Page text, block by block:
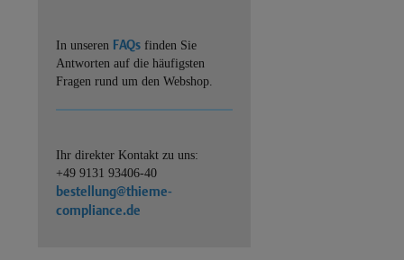
In unseren FAQs finden Sie
Antworten auf die häufigsten
Fragen rund um den Webshop.
Ihr direkter Kontakt zu uns:
+49 9131 93406-40
bestellung@thieme-
compliance.de